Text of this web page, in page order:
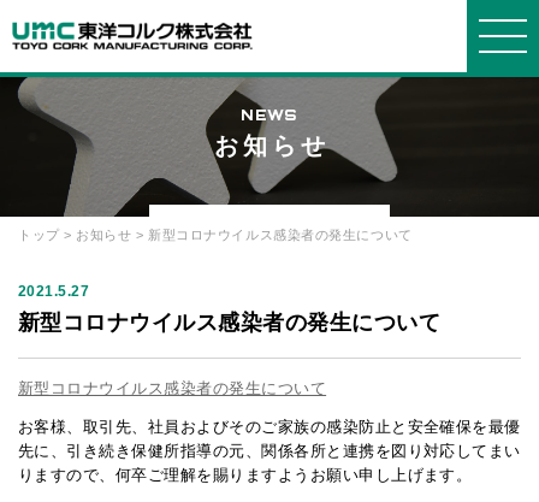
東洋コルクについて ABOUT
事業紹介 WORKS
コルク
について
設備
ナルオーダ
ー
製品紹介 PRODUCTS
箱物
断熱
材・緩衝材
木
リプロピレ
ン
会社情報 COMPANY
品質・
環境方針
社長メ
ッセージ
念
歴史
採用情
お知らせ・よくある質問
INFORMATION
シー
NEWS
お知らせ
トップ > お知らせ > 新型コロナウイルス感染者の発生について
2021.5.27
新型コロナウイルス感染者の発生について
新型コロナウイルス感染者の発生について
お客様、取引先、社員およびそのご家族の感染防止と安全確保を最優
先に、引き続き保健所指導の元、関係各所と連携を図り対応してまい
りますので、何卒ご理解を賜りますようお願い申し上げます。